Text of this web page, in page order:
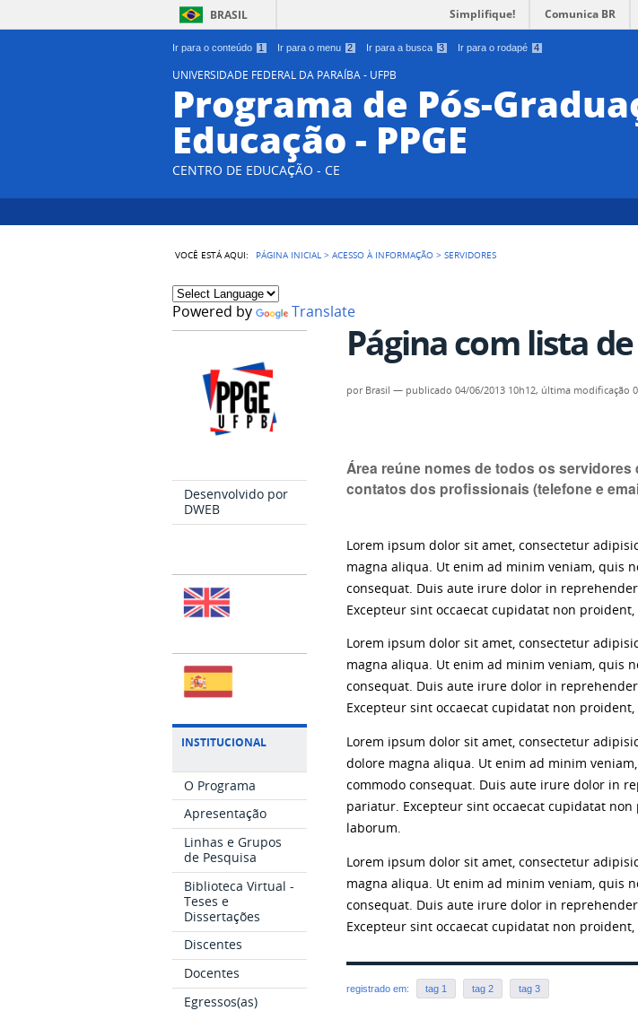
Ir para o conteúdo 1 Ir para o menu 2 Ir para a busca 3 Ir para o rodapé 4
BRASIL Simplifique! Comunica BR
UNIVERSIDADE FEDERAL DA PARAÍBA - UFPB
Programa de Pós-
Educação - PPGE
CENTRO DE EDUCAÇÃO - CE
VOCÊ ESTÁ AQUI: PÁGINA INICIAL >ACESSO À INFORMAÇÃO >SERVIDORES
Powered by Translate
Desenvolvido por
DWEB
INSTITUCIONAL
O Programa
Apresentação
Linhas e Grupos
de Pesquisa
Biblioteca Virtual -
Teses e
Dissertações
Discentes
Docentes
Egressos(as)
Página com lista
por Brasil — publicado 04/06/2013 10h12, última modificação
Área reúne nomes de todos os
contatos dos profissionais (telefone e
Lorem ipsum dolor sit amet, consectetur
magna aliqua. Ut enim ad minim veniam, quis
consequat. Duis aute irure dolor in
Excepteur sint occaecat cupidatat non
Lorem ipsum dolor sit amet, consectetur
magna aliqua. Ut enim ad minim veniam, quis
consequat. Duis aute irure dolor in
Excepteur sint occaecat cupidatat non
Lorem ipsum dolor sit amet, consectetur
dolore magna aliqua. Ut enim ad minim
commodo consequat. Duis aute irure dolor in
pariatur. Excepteur sint occaecat cupidatat
laborum.
Lorem ipsum dolor sit amet, consectetur
magna aliqua. Ut enim ad minim veniam, quis
consequat. Duis aute irure dolor in
Excepteur sint occaecat cupidatat non
registrado em: tag 1 tag 2 tag 3